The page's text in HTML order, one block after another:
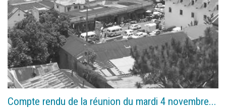
Rapports moraux
Rapports financiers
Nous rejoindre
Le bulletin
Présentation du bulletin
Comité de rédaction
Bulletins Villes en
développement
Kiosk
Compte rendu de la réunion du mardi 4 novembre...